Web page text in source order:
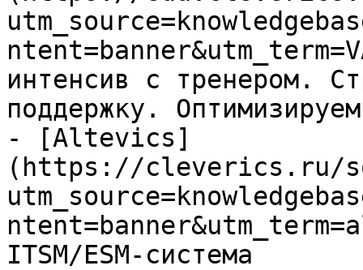
интенсив с тренером.
поддержку.
- [Altevics]
(https://cleverics.ru/
ITSM/ESM-система